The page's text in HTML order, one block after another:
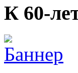
К 60-